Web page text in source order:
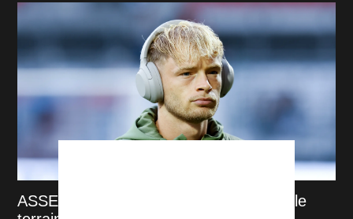
ASSE : "Il n'y a pas eu de tricheurs sur le